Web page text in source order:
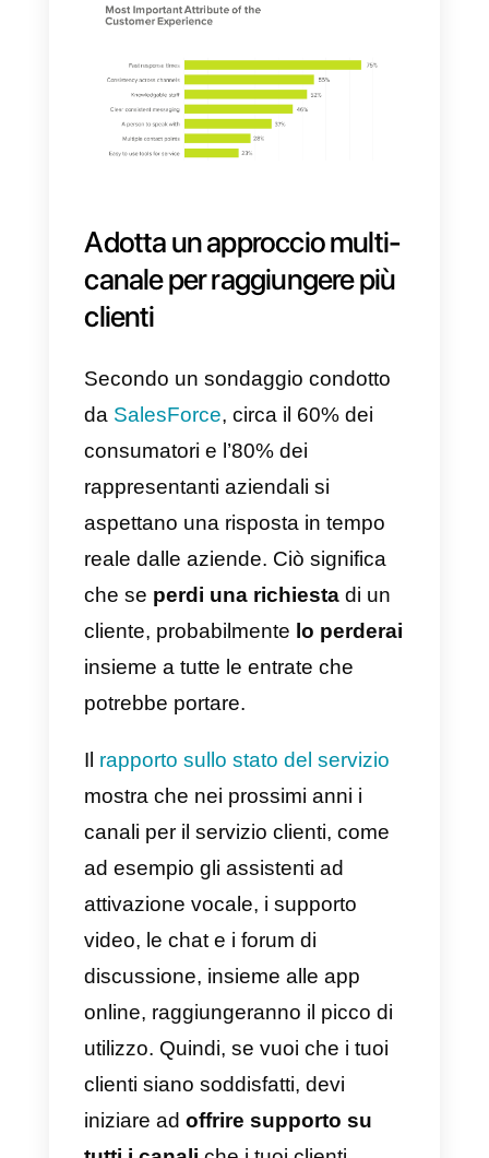
secondo il
miglioreuser experience,
il tasso di abbandono e
Un altro ottimo strumento che
aiuta a gestire più conversazioni
contemporaneamente è una
piattaforma di comunicazione
clienti.Semplifica il lavoro
lavora nel customer care,
indirizzando le richieste di
supporto a un membro collegato,
fornendo informazioni di base su
un cliente, monitorando i dati e
Uno degli strumenti di assistenza
clienti più popolari di questo
genere è Intercom. Tuttavia, per
PMI con risorse limitate, il prezzo
di Intercom potrebbe risultare
troppo costoso. Quindi è
consigliabile controllare i suoi
soluzione in base alproprio